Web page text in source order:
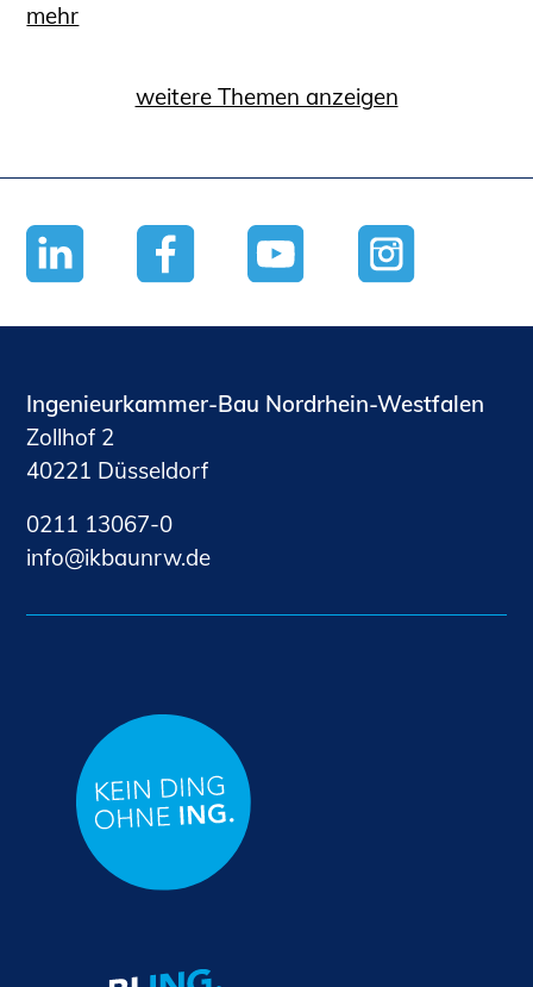
mehr
weitere Themen anzeigen
Ingenieurkammer-Bau Nordrhein-Westfalen
Zollhof 2
40221 Düsseldorf
0211 13067-0
nf
kb nrwd